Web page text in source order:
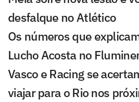
desfalque no Atlético
Os números que
Lucho Acosta no
Vasco e Racing se
viajar para o Rio nos